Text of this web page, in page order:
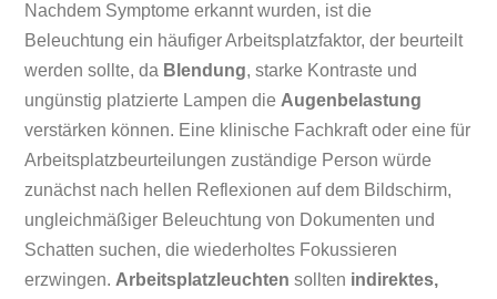
Nachdem Symptome erkannt wurden, ist die
Beleuchtung ein häufiger Arbeitsplatzfaktor, der beurteilt
werden sollte, da Blendung, starke Kontraste und
ungünstig platzierte Lampen die Augenbelastung
verstärken können. Eine klinische Fachkraft oder eine für
Arbeitsplatzbeurteilungen zuständige Person würde
zunächst nach hellen Reflexionen auf dem Bildschirm,
ungleichmäßiger Beleuchtung von Dokumenten und
Schatten suchen, die wiederholtes Fokussieren
erzwingen. Arbeitsplatzleuchten sollten indirektes,